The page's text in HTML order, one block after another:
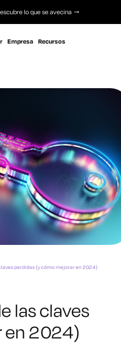
lo que se avecina
Empresa Recursos
perdidas (y cómo mejorar en 2024)
las claves
en 2024)